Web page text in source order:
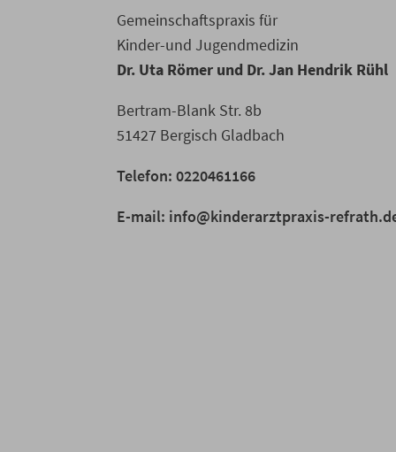
Gemeinschaftspraxis für
Kinder-und Jugendmedizin
Dr. Uta Römer und Dr. Jan Hendrik Rühl
Bertram-Blank Str. 8b
51427 Bergisch Gladbach
Telefon: 0220461166
E-mail: info@kinderarztpraxis-